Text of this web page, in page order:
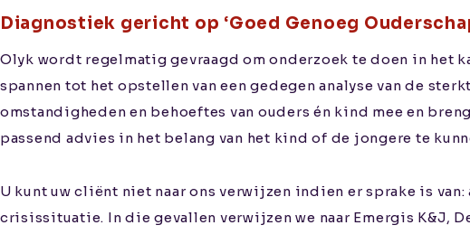
Diagnostiek gericht op ‘Goed Genoeg
Olyk wordt regelmatig gevraagd om onderzoek te doen in het
spannen tot het opstellen van een gedegen analyse van de
omstandigheden en behoeftes van ouders én kind mee en
passend advies in het belang van het kind of de jongere te
U kunt uw cliënt niet naar ons verwijzen indien er sprake is
crisissituatie. In die gevallen verwijzen we naar Emergis K&J,